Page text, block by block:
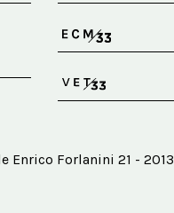
Enrico Forlanini 21 -